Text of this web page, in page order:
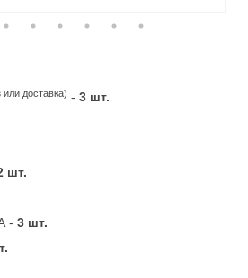
доставка) - 3 шт.
шт.
- 3 шт.